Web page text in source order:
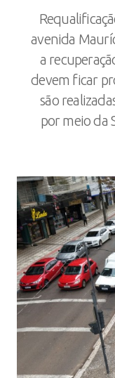
avenida
a
devem ficar
são
por meio da